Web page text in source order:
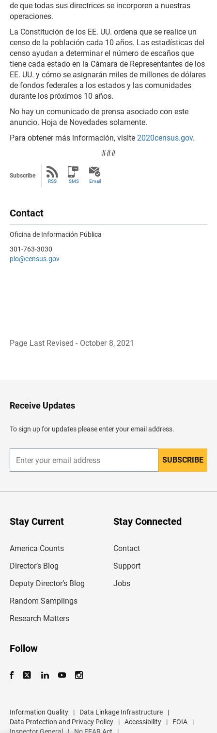
de que todas sus directrices se incorporen a nuestras
operaciones.
La Constitución de los EE. UU. ordena que se realice un
censo de la población cada 10 años. Las estadísticas del
censo ayudan a determinar el número de escaños que
tiene cada estado en la Cámara de Representantes de los
EE. UU. y cómo se asignarán miles de millones de dólares
de fondos federales a los estados y las comunidades
durante los próximos 10 años.
No hay un comunicado de prensa asociado con este
anuncio. Hoja de Novedades solamente.
Para obtener más información, visite 2020census.gov.
###
Subscribe
RSS SMS Email
Contact
Oficina de Información Pública
301-763-3030
pio@census.gov
Page Last Revised - October 8, 2021
a
r
l
e
c
e
d
Receive Updates
To sign up for updates please enter your email address.
n
r
SUBSCRIBE
Stay Current
America Counts
Director’s Blog
Deputy Director’s Blog
Random Samplings
Research Matters
Stay Connected
Contact
Support
Jobs
Follow
Information Quality | Data Linkage Infrastructure
|
Data Protection and Privacy Policy
| Accessibility | FOIA
|